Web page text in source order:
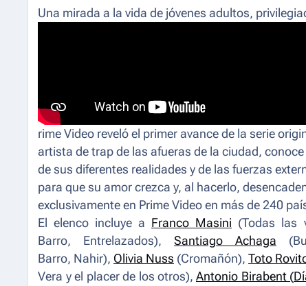
Una mirada a la vida de jóvenes adultos,
rime Video reveló el primer avance de la serie
artista de trap de las afueras de la ciudad,
de sus diferentes realidades y de las fuerzas
para que su amor crezca y, al hacerlo,
exclusivamente en Prime Video en más de 240
El elenco incluye a Franco Masini (Todas las
Barro, Entrelazados), Santiago Achaga (
Barro, Nahir), Olivia Nuss (Cromañón), Toto
Vera y el placer de los otros), Antonio Birabent (